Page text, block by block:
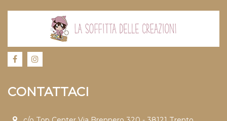
CONTATTACI